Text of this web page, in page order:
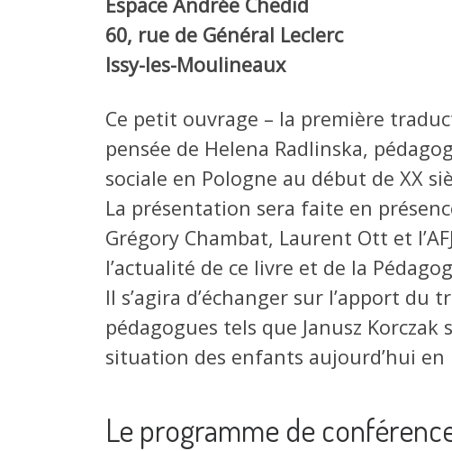
60, rue de Général Leclerc
Issy-les-Moulineaux
Ce petit ouvrage – la première
pensée de Helena Radlinska,
sociale en Pologne au début de XX
La présentation sera faite en
Grégory Chambat, Laurent Ott et
l’actualité de ce livre et de la
Il s’agira d’échanger sur l’apport du
pédagogues tels que Janusz
situation des enfants aujourd’hui en
Le programme de